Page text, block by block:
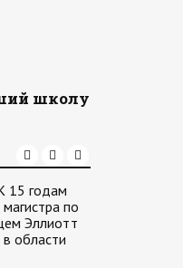
школу
15 годам
по
Эллиотт
области